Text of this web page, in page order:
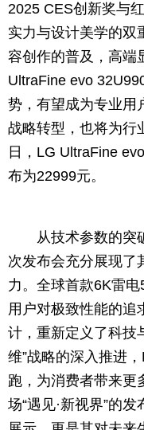
2025 CES创新奖与
实力与设计美学的双
容创作的普及，高端
UltraFine evo
势，有望成为专业用
战略转型，也将为行
日，LG UltraFine
布为22999元。
从技术参数的突
次发布会充分展现了
力。全球首款6K雷
用户对极致性能的追
计，重新定义了科技
维”战略的深入推进
跑，为消费者带来更
场“遇见·新视界”的